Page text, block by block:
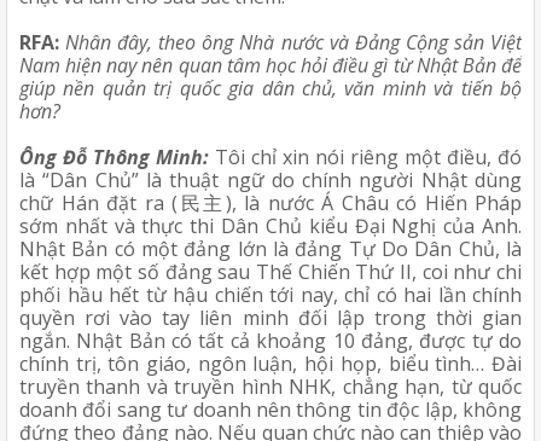
RFA: Nhân đây, theo ông Nhà nước và Đảng Cộng sản Việt
Nam hiện nay nên quan tâm học hỏi điều gì từ Nhật Bản để
giúp nền quản trị quốc gia dân chủ, văn minh và tiến bộ
hơn?
Ông Đỗ Thông Minh: Tôi chỉ xin nói riêng một điều, đó
là “Dân Chủ” là thuật ngữ do chính người Nhật dùng
chữ Hán đặt ra (民主), là nước Á Châu có Hiến Pháp
sớm nhất và thực thi Dân Chủ kiểu Đại Nghị của Anh.
Nhật Bản có một đảng lớn là đảng Tự Do Dân Chủ, là
kết hợp một số đảng sau Thế Chiến Thứ II, coi như chi
phối hầu hết từ hậu chiến tới nay, chỉ có hai lần chính
quyền rơi vào tay liên minh đối lập trong thời gian
ngắn. Nhật Bản có tất cả khoảng 10 đảng, được tự do
chính trị, tôn giáo, ngôn luận, hội họp, biểu tình… Đài
truyền thanh và truyền hình NHK, chẳng hạn, từ quốc
doanh đổi sang tư doanh nên thông tin độc lập, không
đứng theo đảng nào. Nếu quan chức nào can thiệp vào